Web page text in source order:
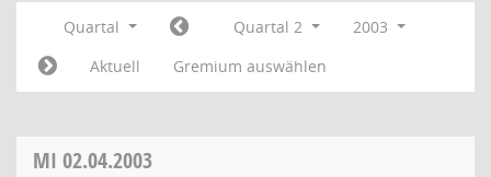
Quartal Quartal 2
2003
Aktuell
Gremium auswählen
MI 02.04.2003